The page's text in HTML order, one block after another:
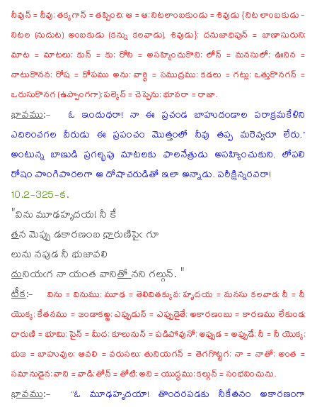
నీవున్ = నీవు; తక్కగాన్ = తప్పించి; ఆ = ఆ; నిటలాంబకుండు = శివుడు {నిట లాంబకుడు -
నిటల (నుదుట) అంబకుడు (కన్ను కలవాడు), శివుడు}; దనుజాధిపున్ = బాణాసురుని;
మాట = మాటలు; కున్ = కు; రోసి = అసహ్యించుకొని; లోన్ = మనసులో; ఊనిన =
నాటుకొనన; రోష = కోపము అను; వార్ధి = సముద్రము; కడలు = గట్లు; ఒత్తుకొనగన్ =
ఒరుసుకొనగ (ఉప్పొంగగా); పల్కెన్ = చెప్పెను; భూవరా = రాజా.
భావము:-
ఓ ఇందుధరా! నా ఈ ప్రచండ బాహుదండాల పరాక్రమకేళిని
ఎదిరించగల వీరుడు ఈ ప్రపంచం మొత్తంలో నీవు తప్ప మరెవ్వరూ లేరు.”
అంటున్న బాణుడి ప్రగల్భపు మాటలకు ఫాలనేత్రుడు అసహ్యించుకుని, లోపలి
రోషం పొంగిపొరలగా ఆ దోషాచరుడితో ఇలా అన్నాడు. పరీక్షిన్నరవరా!
10.2-325-క.
"విను మూఢహృదయ! నీ కే
తన మెప్పు డకారణంబ ధారుణిపైఁ గూ
లును నపుడ నీ భుజావలి
దునియఁగ నా యంత వానితోనని గల్గున్. "
టీక:-
విను = వినుము; మూఢ = తెలివితక్కువ; హృదయ = మనసు కలవాడ; నీ = నీ
యొక్క; కేతనము = జండాకఱ్ఱ; ఎప్పుడున్ = ఎప్పుడైతే; అకారణంబు = కారణము లేకుండ;
ధారుణి = భూమి; పైన్ = మీద; కూలునున్ = పడిపోవునో; అప్పుడ = అప్పుడే; నీ = నీ యొక్క;
భుజ = బాహువుల; ఆవలి = వరుసలు; తునియగన్ = తెగగొట్టగ; నా = నాతో; అంత =
సమానుడైన; వాని = వాడి; తోన్ = తోటి; అని = యుద్ధము; కల్గున్ = సంభవించును.
భావము:-
“ఓ మూఢహృదయా! తొందరపడకు నీకేతనం అకారణంగా